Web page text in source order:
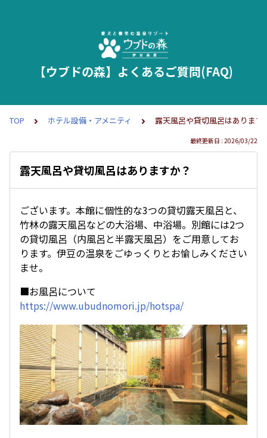
【ウブドの森】よくあるご質問(FAQ)
TOP ホテル設備・アメニティ 露天風呂や貸切風呂はあります
最終更新日 : 2026/03/22
露天風呂や貸切風呂はありますか？
ございます。本館に個性的な3つの貸切露天風呂と、
竹林の露天風呂などの大浴場、中浴場。別館には2つ
の貸切風呂（内風呂と半露天風呂）をご用意してお
ります。伊豆の温泉をごゆっくりとお愉しみください
ませ。
■お風呂について
https://www.ubudnomori.jp/hotspa/